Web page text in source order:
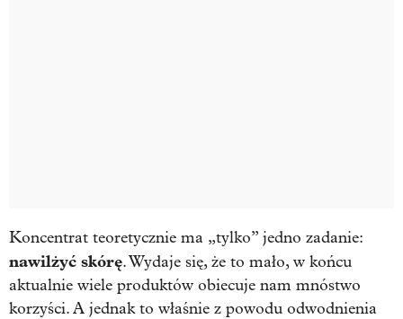
Koncentrat teoretycznie ma „tylko” jedno zadanie:
nawilżyć skórę. Wydaje się, że to mało, w końcu
aktualnie wiele produktów obiecuje nam mnóstwo
korzyści. A jednak to właśnie z powodu odwodnienia